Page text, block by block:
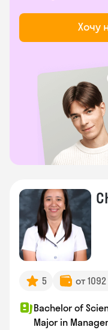
Хочу
5 от
Bachelor of
Major in